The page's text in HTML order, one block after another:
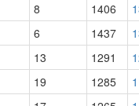
8 1406
6 1437
13 1291
19 1285